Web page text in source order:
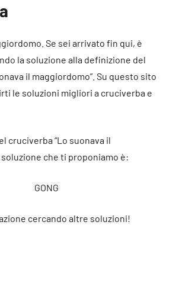
Se sei arrivato fin qui, è
la soluzione alla definizione del
il maggiordomo”. Su questo sito
le soluzioni migliori a cruciverba e
cruciverba “Lo suonava il
soluzione che ti proponiamo è:
GONG
cercando altre soluzioni!